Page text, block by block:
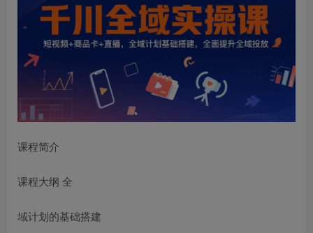
课程简介
课程大纲 全
域计划的基础搭建